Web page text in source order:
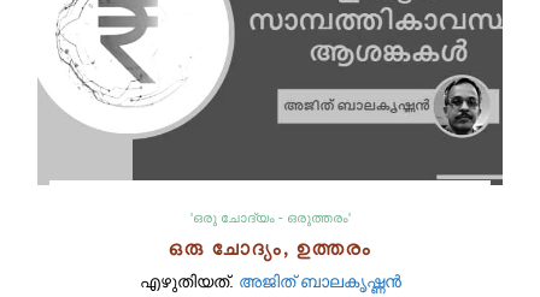
'ഒരു ചോദ്യം - ഒരുത്തരം'
ഒരു ചോദ്യം, ഉത്തരം
എഴുതിയത്. അജിത് ബാലകൃഷ്ണൻ